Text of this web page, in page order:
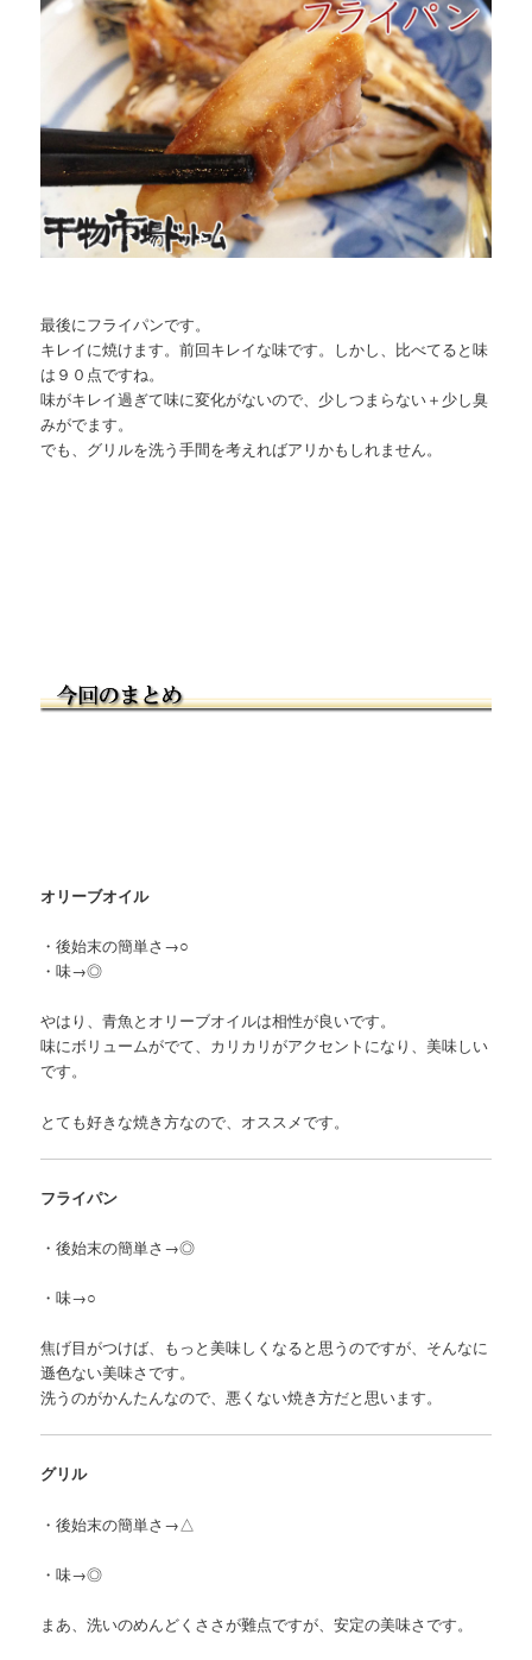
最後にフライパンです。
キレイに焼けます。前回キレイな味です。しかし、比べてると味
は９０点ですね。
味がキレイ過ぎて味に変化がないので、少しつまらない＋少し臭
みがでます。
でも、グリルを洗う手間を考えればアリかもしれません。
オリーブオイル
・後始末の簡単さ→○
・味→◎
やはり、青魚とオリーブオイルは相性が良いです。
味にボリュームがでて、カリカリがアクセントになり、美味しい
です。
とても好きな焼き方なので、オススメです。
フライパン
・後始末の簡単さ→◎
・味→○
焦げ目がつけば、もっと美味しくなると思うのですが、そんなに
遜色ない美味さです。
洗うのがかんたんなので、悪くない焼き方だと思います。
グリル
・後始末の簡単さ→△
・味→◎
まあ、洗いのめんどくささが難点ですが、安定の美味さです。